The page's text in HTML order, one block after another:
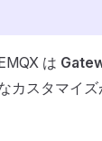
は
カスタマイ